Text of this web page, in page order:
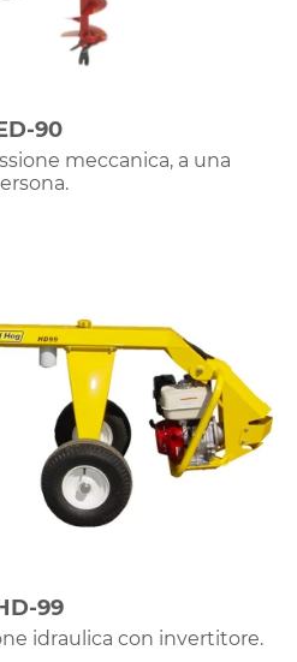
90
meccanica, a una
99
idraulica con invertitore.